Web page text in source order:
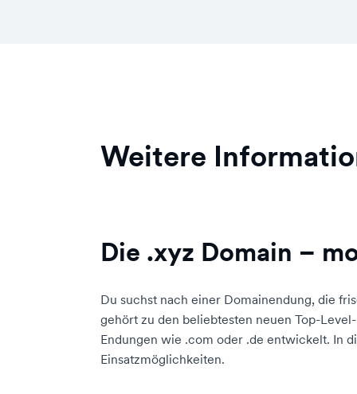
Weitere
Die .xyz Domain –
Du suchst nach einer Domainendung, die
gehört zu den beliebtesten neuen Top-
Endungen wie .com oder .de entwickelt. In
Einsatzmöglichkeiten.